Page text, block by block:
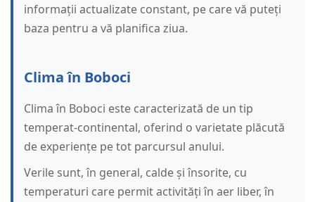
informații actualizate constant, pe care vă puteți
baza pentru a vă planifica ziua.
Clima în Boboci
Clima în Boboci este caracterizată de un tip
temperat-continental, oferind o varietate plăcută
de experiențe pe tot parcursul anului.
Verile sunt, în general, calde și însorite, cu
temperaturi care permit activități în aer liber, în